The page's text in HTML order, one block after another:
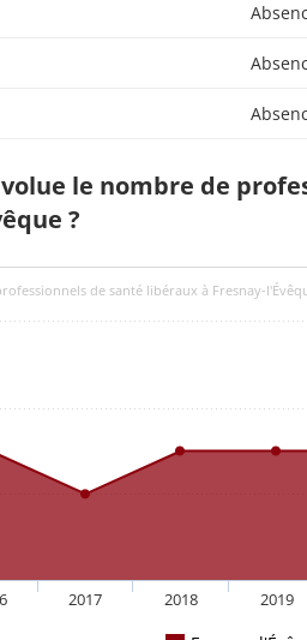
le nombre de
?
de santé libéraux à Fresnay-
2017 2018 2019